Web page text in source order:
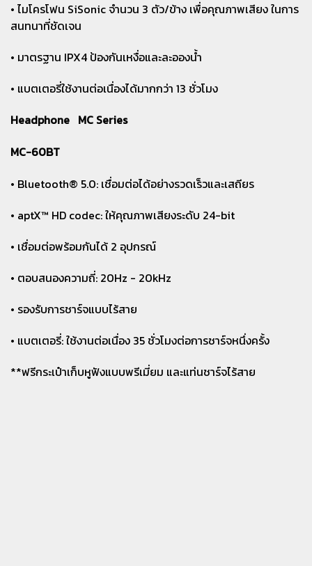
• ไมโครโฟน SiSonic จำนวน 3 ตัว/ข้าง เพื่อคุณภาพเสียง ในการ
สนทนาที่ชัดเจน
• มาตรฐาน IPX4 ป้องกันเหงื่อและละอองน้ำ
• แบตเตอรี่ใช้งานต่อเนื่องได้มากกว่า 13 ชั่วโมง
Headphone MC Series
MC-60BT
• Bluetooth® 5.0: เชื่อมต่อได้อย่างรวดเร็วและเสถียร
• aptX™ HD codec: ให้คุณภาพเสียงระดับ 24-bit
• เชื่อมต่อพร้อมกันได้ 2 อุปกรณ์
• ตอบสนองความถี่: 20Hz - 20kHz
• รองรับการชาร์จแบบไร้สาย
• แบตเตอรี่: ใช้งานต่อเนื่อง 35 ชั่วโมงต่อการชาร์จหนึ่งครั้ง
**ฟรีกระเป๋าเก็บหูฟังแบบพรีเมี่ยม และแท่นชาร์จไร้สาย